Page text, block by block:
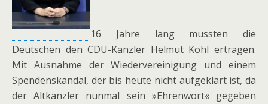
16 Jahre lang mussten die
Deutschen den CDU-Kanzler Helmut Kohl ertragen.
Mit Ausnahme der Wiedervereinigung und einem
Spendenskandal, der bis heute nicht aufgeklärt ist, da
der Altkanzler nunmal sein »Ehrenwort« gegeben